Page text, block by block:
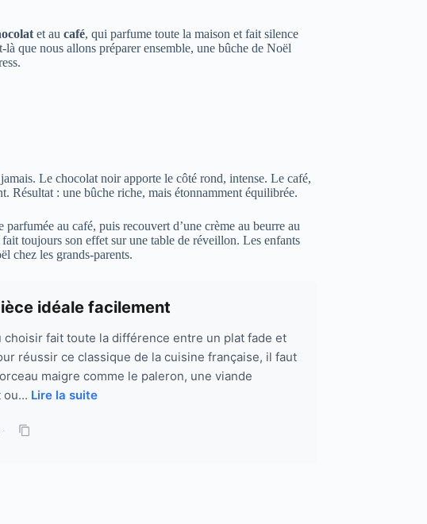
et au café, qui parfume toute la maison et fait silence
que nous allons préparer ensemble, une bûche de Noël
Le chocolat noir apporte le côté rond, intense. Le café,
Résultat : une bûche riche, mais étonnamment équilibrée.
parfumée au café, puis recouvert d’une crème au beurre au
toujours son effet sur une table de réveillon. Les enfants
chez les grands-parents.
idéale facilement
choisir fait toute la différence entre un plat fade et
réussir ce classique de la cuisine française, il faut
maigre comme le paleron, une viande
Lire la suite
·